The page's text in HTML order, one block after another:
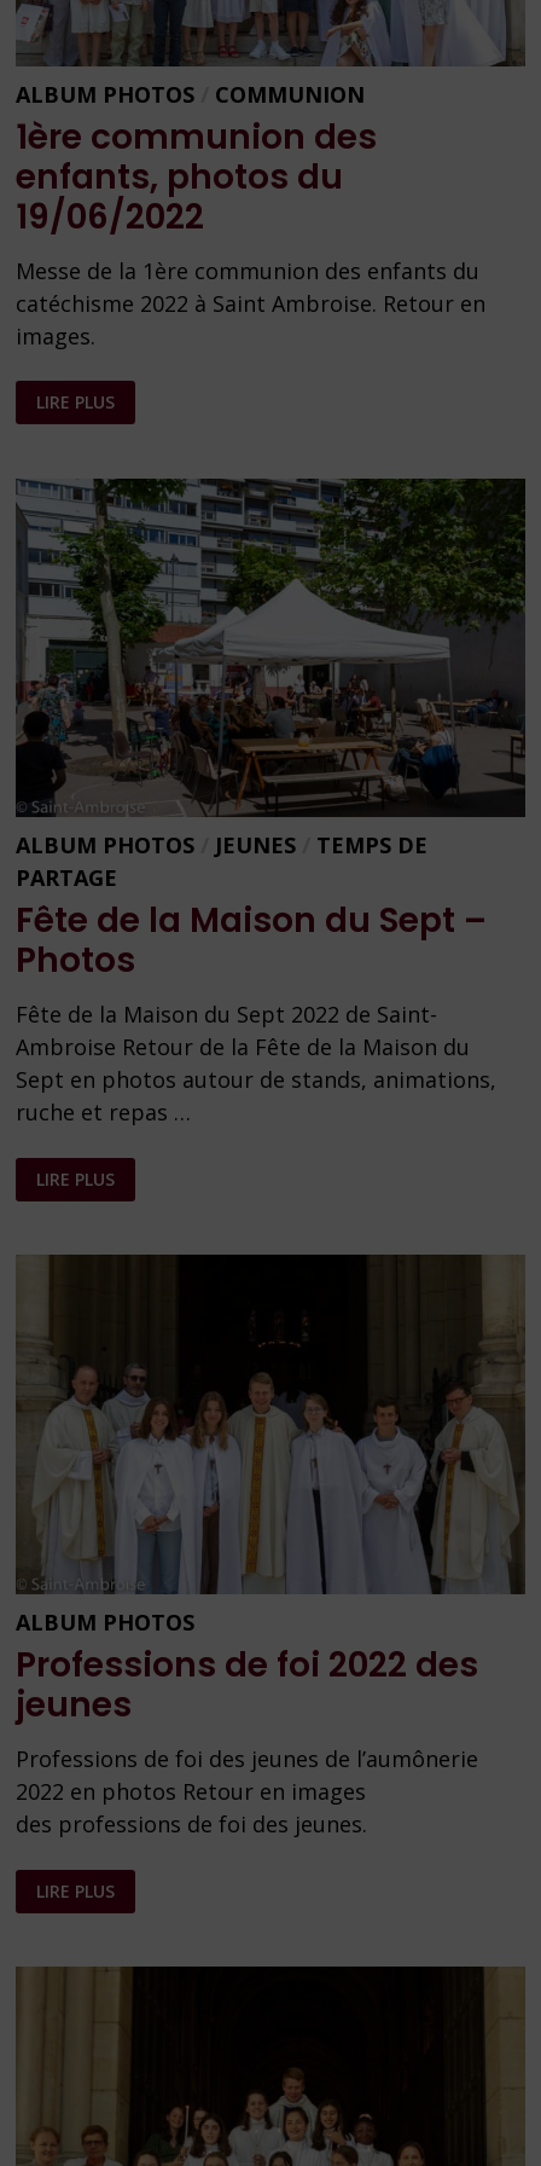
ALBUM PHOTOS COMMUNION
1ère communion des
enfants, photos du
19/06/2022
Messe de la 1ère communion des enfants du
catéchisme 2022 à Saint Ambroise. Retour en
images.
1ÈRE
COMMUNION
DES
DU
19/06/2022
LIRE PLUS
ALBUM PHOTOS JEUNES
TEMPS DE
PARTAGE
Fête de la Maison du Sept –
Photos
Fête de la Maison du Sept 2022 de Saint-
Ambroise Retour de la Fête de la Maison du
Sept en photos autour de stands, animations,
ruche et repas …
FÊTE
DE
LA
SEPT
LIRE PLUS
ALBUM PHOTOS
Professions de foi 2022 des
jeunes
Professions de foi des jeunes de l’aumônerie
2022 en photos Retour en images
des professions de foi des jeunes.
PROFESSIONS
DE
FOI 2022
LIRE PLUS